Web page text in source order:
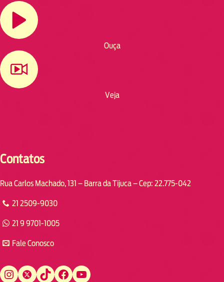
Ouça
Veja
Contatos
Rua Carlos Machado, 131 – Barra da Tijuca – Cep: 22.775-042
21 2509-9030
21 9 9701-1005
Fale Conosco
Instagram Twitter TikTok Facebook YouTube